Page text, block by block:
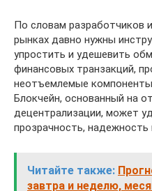
По словам разработчиков
рынках давно нужны
упростить и удешевить
финансовых транзакций,
неотъемлемые
Блокчейн, основанный на
децентрализации, может
прозрачность,
Читайте также:
завтра и неделю,